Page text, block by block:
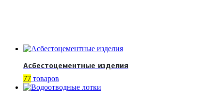
Асбестоцементные изделия
77 товаров